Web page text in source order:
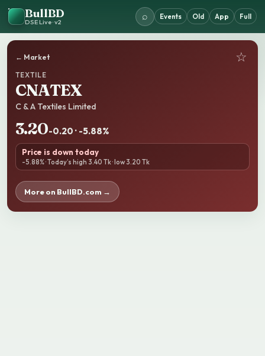
BullBD
DSE Live · v2
⌕ Events Old App Full
← Market ☆
TEXTILE
CNATEX
C & A Textiles Limited
3.20-0.20 · -5.88%
Price is down today
-5.88% · Today’s high 3.40 Tk · low 3.20 Tk
More on BullBD.com →